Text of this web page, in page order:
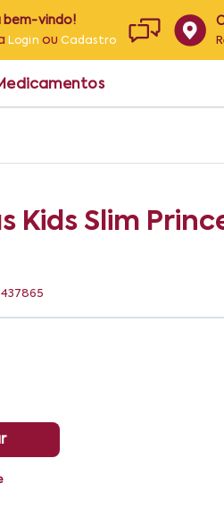
bem-vindo!
Login ouCadastro
Kids Slim